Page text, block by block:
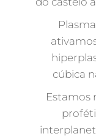
cúbica
Estamos